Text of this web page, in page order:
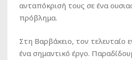
ανταπόκρισή τους σε ένα
πρόβλημα.
Στη Βαρβάκειο, τον τελευταίο
ένα σημαντικό έργο.